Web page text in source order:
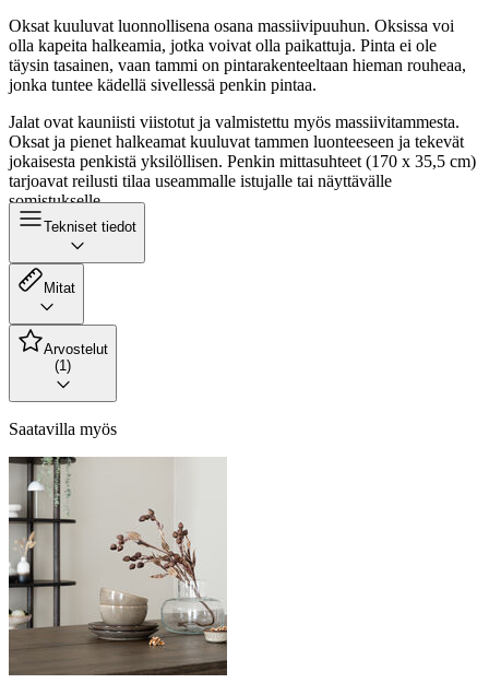
Oksat kuuluvat luonnollisena osana massiivipuuhun. Oksissa voi
olla kapeita halkeamia, jotka voivat olla paikattuja. Pinta ei ole
täysin tasainen, vaan tammi on pintarakenteeltaan hieman rouheaa,
jonka tuntee kädellä sivellessä penkin pintaa.
Jalat ovat kauniisti viistotut ja valmistettu myös massiivitammesta.
Oksat ja pienet halkeamat kuuluvat tammen luonteeseen ja tekevät
jokaisesta penkistä yksilöllisen. Penkin mittasuhteet (170 x 35,5 cm)
tarjoavat reilusti tilaa useammalle istujalle tai näyttävälle
somistukselle.
Tekniset tiedot
Mitat
Arvostelut
(1)
Saatavilla myös